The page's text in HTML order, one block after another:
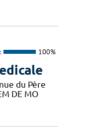
100%
du Père
DE MO